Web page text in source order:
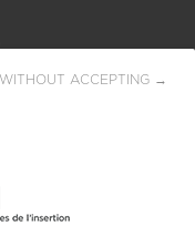
ACCEPTING →